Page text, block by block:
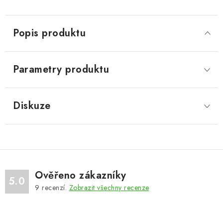
Popis produktu
Parametry produktu
Diskuze
5.0 Ověřeno zákazníky
9 recenzí. Zobrazit všechny recenze